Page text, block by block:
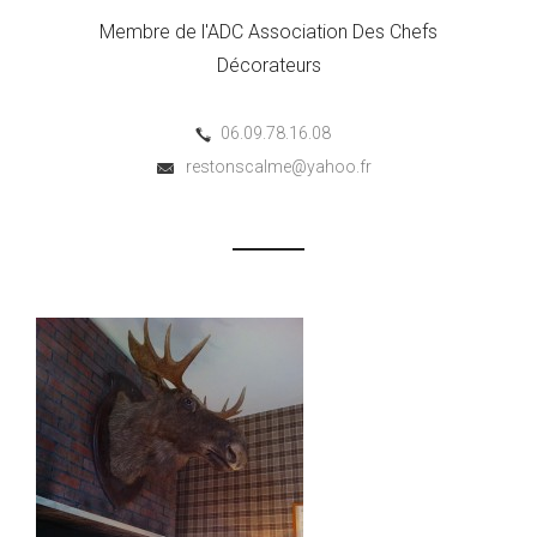
Membre de l'ADC Association Des Chefs
Décorateurs
06.09.78.16.08
restonscalme@yahoo.fr